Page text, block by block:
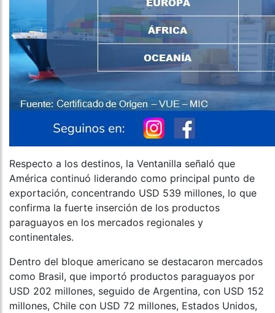
Respecto a los destinos, la Ventanilla señaló que
América continuó liderando como principal punto de
exportación, concentrando USD 539 millones, lo que
confirma la fuerte inserción de los productos
paraguayos en los mercados regionales y
continentales.
Dentro del bloque americano se destacaron mercados
como Brasil, que importó productos paraguayos por
USD 202 millones, seguido de Argentina, con USD 152
millones, Chile con USD 72 millones, Estados Unidos,